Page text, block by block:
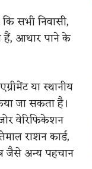
सभी निवासी,
हैं, आधार पाने के
या स्थानीय
जा सकता है।
वेरिफिकेशन
राशन कार्ड,
जैसे अन्य पहचान